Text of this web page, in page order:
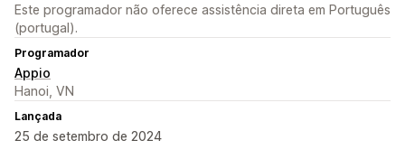
Este programador não oferece assistência direta em Português
(portugal).
Programador
Appio
Hanoi, VN
Lançada
25 de setembro de 2024